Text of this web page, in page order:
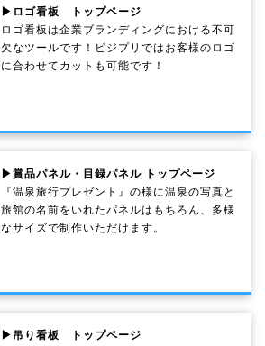
▶ロゴ看板 トップページ
ロゴ看板は企業ブランディングにおける不可
欠なツールです！ビジプリではお客様のロゴ
に合わせてカットも可能です！
▶賞品パネル・目録パネル トップページ
『温泉旅行プレゼント』の様に温泉の写真と
旅館の名前をいれたパネルはもちろん、多様
なサイズで制作いただけます。
▶吊り看板 トップページ